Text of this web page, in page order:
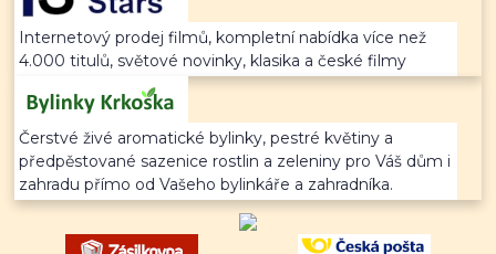
Internetový prodej filmů, kompletní nabídka více než
4.000 titulů, světové novinky, klasika a české filmy
Čerstvé živé aromatické bylinky, pestré květiny a
předpěstované sazenice rostlin a zeleniny pro Váš dům i
zahradu přímo od Vašeho bylinkáře a zahradníka.